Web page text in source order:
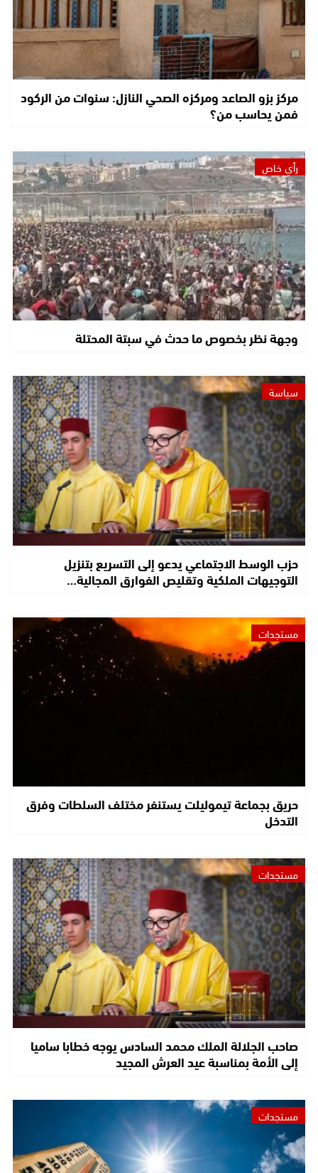
مركز بزو الصاعد ومركزه الصحي النازل: سنوات من الركود
فمن يحاسب من؟
رأي خاص
وجهة نظر بخصوص ما حدث في سبتة المحتلة
سياسة
حزب الوسط الاجتماعي يدعو إلى التسريع بتنزيل
التوجيهات الملكية وتقليص الفوارق المجالية…
مستجدات
حريق بجماعة تيموليلت يستنفر مختلف السلطات وفرق
التدخل
مستجدات
صاحب الجلالة الملك محمد السادس يوجه خطابا ساميا
إلى الأمة بمناسبة عيد العرش المجيد
مستجدات